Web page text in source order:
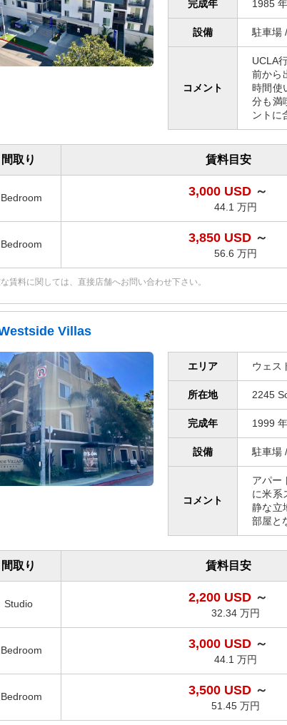
完成年 1985 年
設備 駐車場
コメント
UCLA
前から
時間使
分も満
ントに
間取り 賃料目安
3,000 USD ～
44.1 万円
3,850 USD ～
56.6 万円
賃料に関しては、直接店舗へお問い合わせ下さい。
Villas
エリア ウェス
所在地 2245
完成年 1999 年
設備 駐車場
コメント
アパー
に米系
静な立
部屋と
間取り 賃料目安
Studio 2,200 USD ～
32.34 万円
3,000 USD ～
44.1 万円
3,500 USD ～
51.45 万円